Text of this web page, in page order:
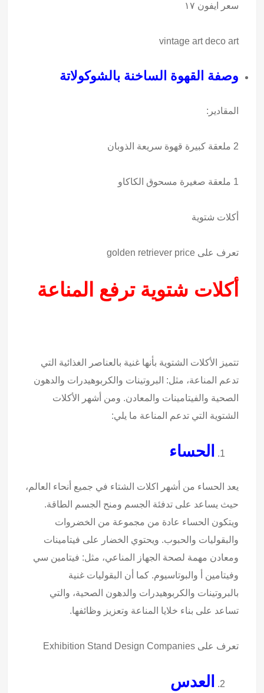
سعر ايفون ١٧
vintage art deco art
وصفة القهوة الساخنة بالشوكولاتة
المقادير:
2 ملعقة كبيرة قهوة سريعة الذوبان
1 ملعقة صغيرة مسحوق الكاكاو
أكلات شتوية
تعرف على golden retriever price
أكلات شتوية ترفع المناعة
تتميز الأكلات الشتوية بأنها غنية بالعناصر الغذائية التي
تدعم المناعة، مثل: البروتينات والكربوهيدرات والدهون
الصحية والفيتامينات والمعادن. ومن أشهر الأكلات
الشتوية التي تدعم المناعة ما يلي:
الحساء
يعد الحساء من أشهر اكلات الشتاء في جميع أنحاء العالم،
حيث يساعد على تدفئة الجسم ومنح الجسم الطاقة.
ويتكون الحساء عادة من مجموعة من الخضروات
والبقوليات والحبوب. ويحتوي الخضار على فيتامينات
ومعادن مهمة لصحة الجهاز المناعي، مثل: فيتامين سي
وفيتامين أ والبوتاسيوم. كما أن البقوليات غنية
بالبروتينات والكربوهيدرات والدهون الصحية، والتي
تساعد على بناء خلايا المناعة وتعزيز وظائفها.
تعرف على Exhibition Stand Design Companies
العدس